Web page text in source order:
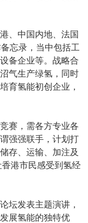
中国内地、法国
忘录，当中包括工
备企业等。战略合
气生产绿氢，同时
育氢能初创企业，
赛，需各方专业各
强强联手，计划打
存、运输、加注及
港市民感受到氢经
发表主题演讲，
展氢能的独特优